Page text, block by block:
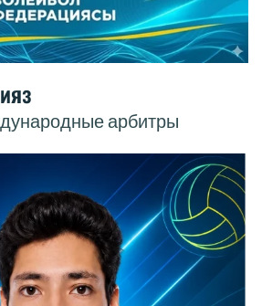
арбитры